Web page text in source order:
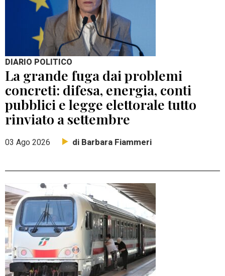
DIARIO POLITICO
La grande fuga dai problemi
concreti: difesa, energia, conti
pubblici e legge elettorale tutto
rinviato a settembre
03 Ago 2026 di Barbara Fiammeri